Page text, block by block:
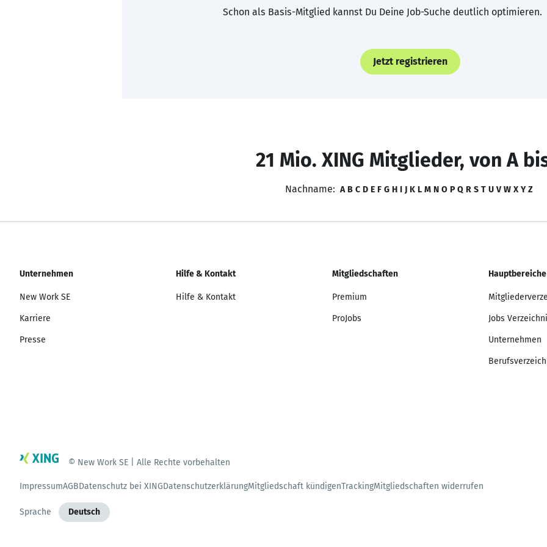
Schon als Basis-Mitglied kannst Du Deine Job-Suche deutlich optimieren.
Jetzt registrieren
21 Mio. XING Mitglieder, von A
Nachname: A B C D E F G H I J K L M N O P Q R S T U V W X Y Z
Unternehmen
New Work SE
Karriere
Presse
Hilfe & Kontakt
Hilfe & Kontakt
Mitgliedschaften
Premium
ProJobs
Hauptbereiche
Jobs
Unternehmen
© New Work SE | Alle Rechte vorbehalten
ImpressumAGBDatenschutz bei XINGDatenschutzerklärungMitgliedschaft kündigenTrackingMitgliedschaften widerrufen
Sprache Deutsch